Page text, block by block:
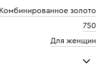
Комбинированное золото
750
Для женщин